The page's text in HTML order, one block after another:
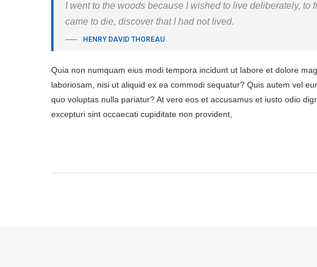
I went to the woods because I wished to live deliberately,
came to die, discover that I had not lived.
HENRY DAVID THOREAU
Quia non numquam eius modi tempora incidunt ut labore et dolore
laboriosam, nisi ut aliquid ex ea commodi sequatur? Quis autem vel
quo voluptas nulla pariatur? At vero eos et accusamus et iusto odio
excepturi sint occaecati cupiditate non provident,